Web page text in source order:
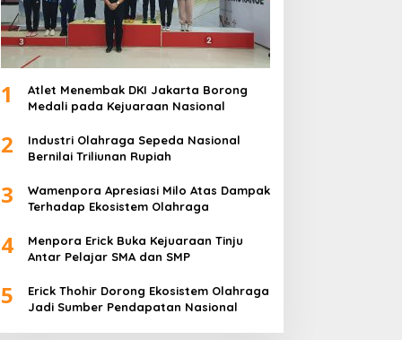
1
Atlet Menembak DKI Jakarta Borong
Medali pada Kejuaraan Nasional
2
Industri Olahraga Sepeda Nasional
Bernilai Triliunan Rupiah
3
Wamenpora Apresiasi Milo Atas Dampak
Terhadap Ekosistem Olahraga
4
Menpora Erick Buka Kejuaraan Tinju
Antar Pelajar SMA dan SMP
5
Erick Thohir Dorong Ekosistem Olahraga
Jadi Sumber Pendapatan Nasional